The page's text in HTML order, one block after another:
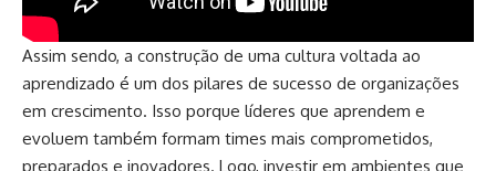
Assim sendo, a construção de uma cultura voltada ao
aprendizado é um dos pilares de sucesso de organizações
em crescimento. Isso porque líderes que aprendem e
evoluem também formam times mais comprometidos,
preparados e inovadores. Logo, investir em ambientes que